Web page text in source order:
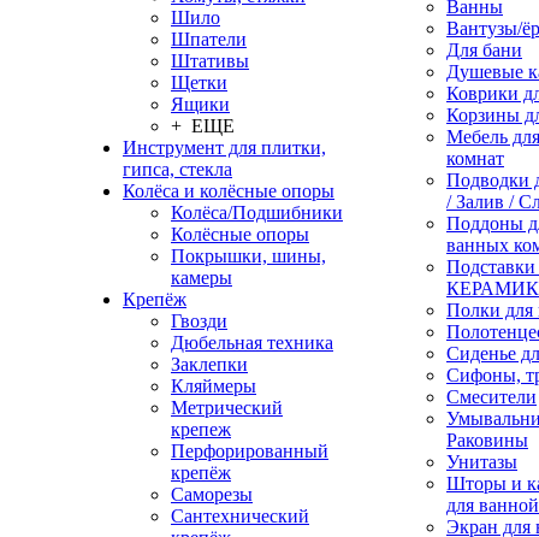
Шило
Шпатели
Штативы
Щетки
Ящики
+ ЕЩЕ
Инструмент для плитки,
гипса, стекла
Колёса и колёсные опоры
Колёса/Подшибники
Колёсные опоры
Покрышки, шины,
камеры
Крепёж
Гвозди
Дюбельная техника
Заклепки
Кляймеры
Метрический
крепеж
Перфорированный
крепёж
Саморезы
Сантехнический
Ванны
Вантузы/
Для бани
Душевые
Коврики
Корзины
Мебель
комнат
Подводки
/ Залив /
Поддоны
ванных
Полки для
Сиденье
Сифоны,
Смесители
Раковины
Унитазы
Шторы и
для ванной
Экран для